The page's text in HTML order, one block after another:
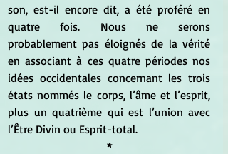
son, est-il encore dit, a été proféré en
quatre fois. Nous ne serons
probablement pas éloignés de la vérité
en associant à ces quatre périodes nos
idées occidentales concernant les trois
états nommés le corps, l’âme et l’esprit,
plus un quatrième qui est l’union avec
l’Être Divin ou Esprit-total.
*